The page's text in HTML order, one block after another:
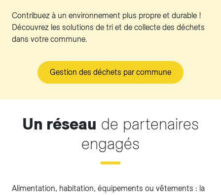
Contribuez à un environnement plus propre et durable !
Découvrez les solutions de tri et de collecte des déchets
dans votre commune.
Gestion des déchets par commune
Un réseau de partenaires
engagés
Alimentation, habitation, équipements ou vêtements : la